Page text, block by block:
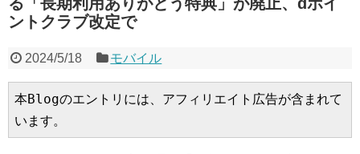
ントクラブ改定で
2024/5/18 モバイル
本Blogのエントリには、アフィリエイト広告が含まれて
います。